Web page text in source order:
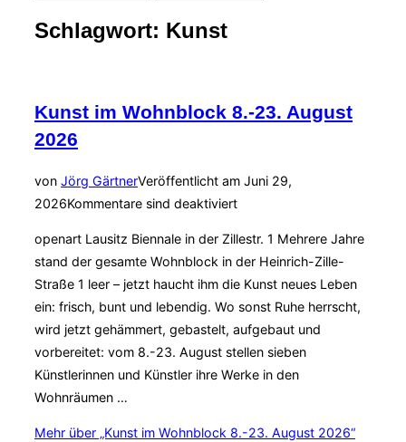
Schlagwort: Kunst
Kunst im Wohnblock 8.-23. August
2026
von Jörg GärtnerVeröffentlicht am Juni 29,
2026Kommentare sind deaktiviert
openart Lausitz Biennale in der Zillestr. 1 Mehrere Jahre
stand der gesamte Wohnblock in der Heinrich-Zille-
Straße 1 leer – jetzt haucht ihm die Kunst neues Leben
ein: frisch, bunt und lebendig. Wo sonst Ruhe herrscht,
wird jetzt gehämmert, gebastelt, aufgebaut und
vorbereitet: vom 8.-23. August stellen sieben
Künstlerinnen und Künstler ihre Werke in den
Wohnräumen …
Mehr über „Kunst im Wohnblock 8.-23. August 2026“